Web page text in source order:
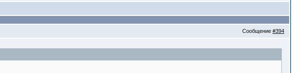
Сообщение #394